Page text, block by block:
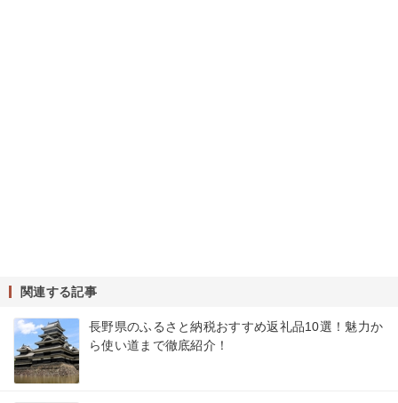
関連する記事
長野県のふるさと納税おすすめ返礼品10選！魅力か
ら使い道まで徹底紹介！